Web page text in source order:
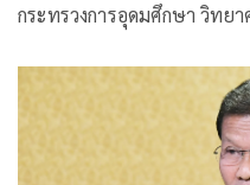
กระทรวงการอุดมศึกษา วิทย
ใหม่แบบยั่งยืน จัดโดย คณะ